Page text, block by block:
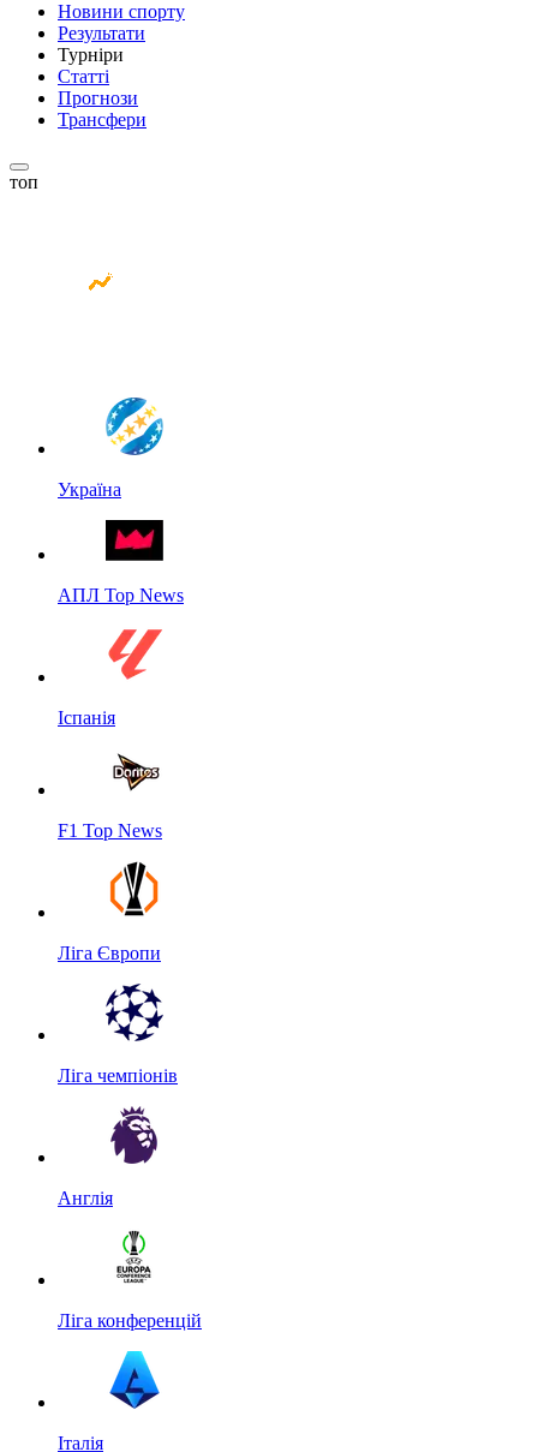
Новини спорту
Результати
Турніри
Статті
Прогнози
Трансфери
топ
Україна
АПЛ Top News
Іспанія
F1 Top News
Ліга Європи
Ліга чемпіонів
Англія
Ліга конференцій
Італія